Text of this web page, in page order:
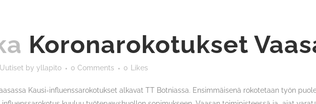
Koronarokotukset
Uutiset by yllapito 0 Comments 0 Likes
Kausi-influenssarokotukset alkavat TT Botniassa. Ensimmäisenä rokotetaan työn